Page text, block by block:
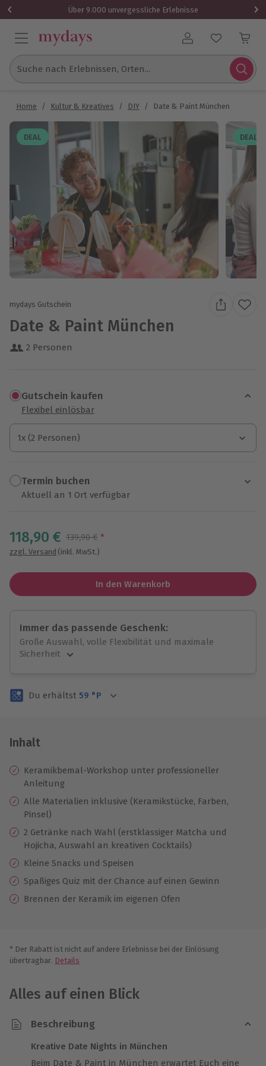
Über 9.000 unvergessliche Erlebnisse
Benutzerkonto
Suche nach Erlebnissen, Orten...
Home / Kultur & Kreatives / DIY / Date & Paint München
DEAL DEAL
mydays Gutschein
Date & Paint München
2 Personen
Gutschein kaufen
Flexibel einlösbar
1x (2 Personen)
1x (2 Personen)
1x (2 Personen)
Termin buchen
Aktuell an 1 Ort verfügbar
118,90 € Streichpreis
139,90 € *
zzgl. Versand (inkl. MwSt.)
In den Warenkorb
Immer das passende Geschenk:
Große Auswahl, volle Flexibilität und maximale
Sicherheit
Volle Flexibilität
3 Jahre gültig & verlängerbar.
Du erhältst 59 °P
Inhalt
Keramikbemal-Workshop unter professioneller
Anleitung
Alle Materialien inklusive (Keramikstücke, Farben,
Pinsel)
2 Getränke nach Wahl (erstklassiger Matcha und
Hojicha, Auswahl an kreativen Cocktails)
Kleine Snacks und Speisen
Spaßiges Quiz mit der Chance auf einen Gewinn
Brennen der Keramik im eigenen Ofen
* Der Rabatt ist nicht auf andere Erlebnisse bei der Einlösung
übertragbar. Details
Alles auf einen Blick
Beschreibung
Kreative Date Nights in München
Beim Date & Paint in München erwartet Euch eine